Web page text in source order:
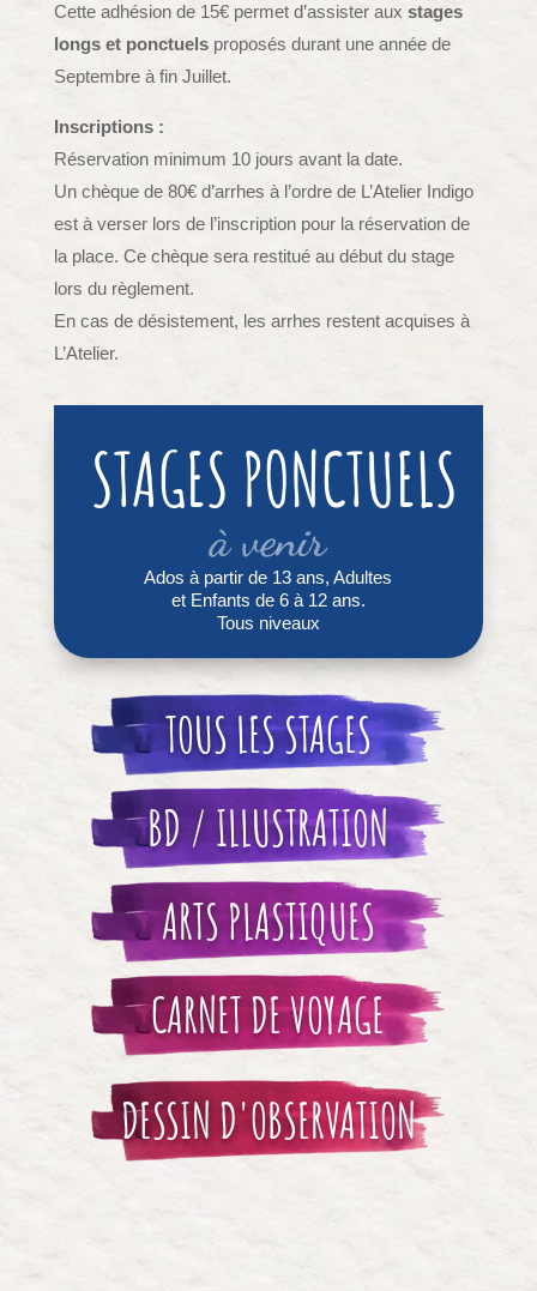
Cette adhésion de 15€ permet d’assister aux stages
longs et ponctuelsproposés durant une année de
Septembre à fin Juillet.
Inscriptions :
Réservation minimum 10 jours avant la date.
Un chèque de 80€ d’arrhes à l’ordre de L’Atelier Indigo
est à verser lors de l’inscription pour la réservation de
la place. Ce chèque sera restitué au début du stage
lors du règlement.
En cas de désistement, les arrhes restent acquises à
L’Atelier.
STAGES PONCTUELS
à venir
Ados à partir de 13 ans, Adultes
et Enfants de 6 à 12 ans.
Tous niveaux
TOUS LES STAGES
BD / ILLUSTRATION
ARTS PLASTIQUES
CARNET DE VOYAGE
DESSIN D'OBSERVATION